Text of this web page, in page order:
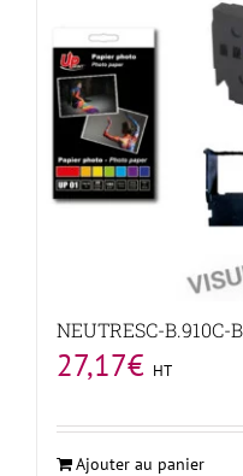
NEUTRESC-B.910C-
27,17€ HT
Ajouter au panier